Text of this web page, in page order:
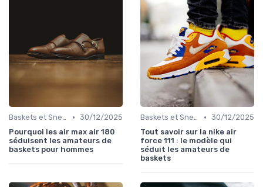
Baskets et Sneakers • 30/12/2025
Pourquoi les air max air 180
séduisent les amateurs de
baskets pour hommes
Baskets et Sneakers • 30/12/2025
Tout savoir sur la nike air
force 111 : le modèle qui
séduit les amateurs de
baskets